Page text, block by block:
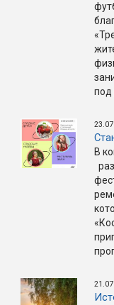
под
23.07
В
21.07